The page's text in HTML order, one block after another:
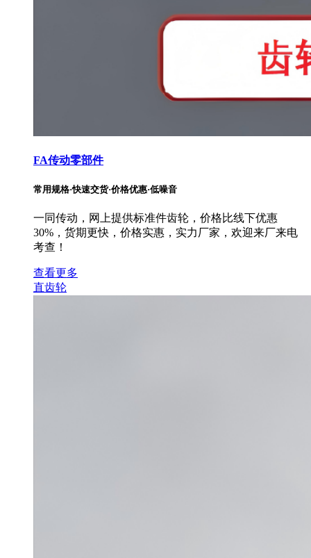
FA传动零部件
常用规格·快速交货·价格优惠·低噪音
一同传动，网上提供标准件齿轮，价格比线下优惠
30%，货期更快，价格实惠，实力厂家，欢迎来厂来电
考查！
查看更多
直齿轮